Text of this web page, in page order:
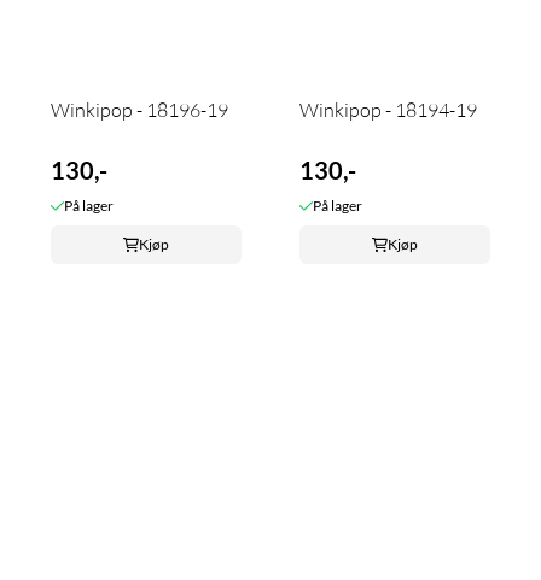
Winkipop - 18196-19
130,-
På lager
Kjøp
Winkipop - 18194-19
130,-
På lager
Kjøp